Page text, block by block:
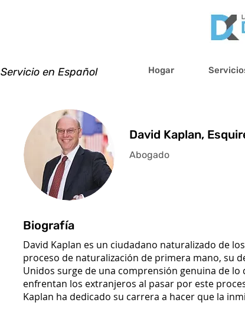
Servicio en Español Hogar
David Kaplan,
Abogado
Biografía
David Kaplan es un ciudadano naturalizado de
proceso de naturalización de primera mano, su
Unidos surge de una comprensión genuina de
enfrentan los extranjeros al pasar por este
Kaplan ha dedicado su carrera a hacer que la